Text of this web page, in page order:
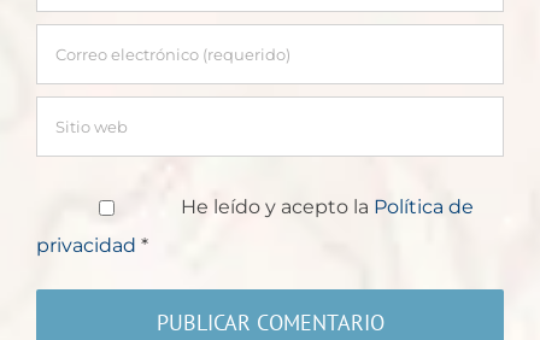
He leído y acepto la Política de
privacidad *